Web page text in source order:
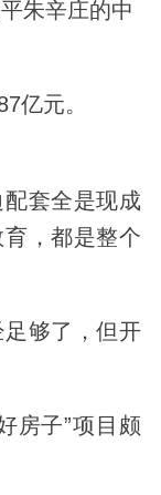
朱辛庄的中
亿元。
套全是现成
，都是整个
够了，但开
房子”项目颇